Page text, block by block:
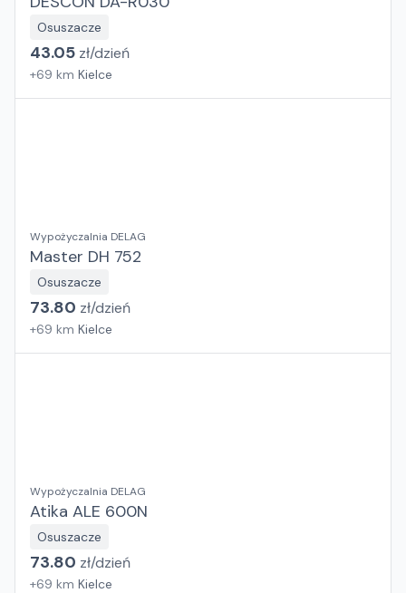
Osuszacze
43.05 zł/dzień
+69 km Kielce
Wypożyczalnia DELAG
Master DH 752
Osuszacze
73.80 zł/dzień
+69 km Kielce
Wypożyczalnia DELAG
Atika ALE 600N
Osuszacze
73.80 zł/dzień
+69 km Kielce